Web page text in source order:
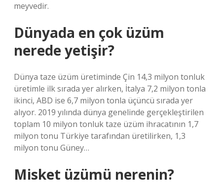
meyvedir.
Dünyada en çok üzüm
nerede yetişir?
Dünya taze üzüm üretiminde Çin 14,3 milyon tonluk
üretimle ilk sırada yer alırken, İtalya 7,2 milyon tonla
ikinci, ABD ise 6,7 milyon tonla üçüncü sırada yer
alıyor. 2019 yılında dünya genelinde gerçekleştirilen
toplam 10 milyon tonluk taze üzüm ihracatının 1,7
milyon tonu Türkiye tarafından üretilirken, 1,3
milyon tonu Güney…
Misket üzümü nerenin?